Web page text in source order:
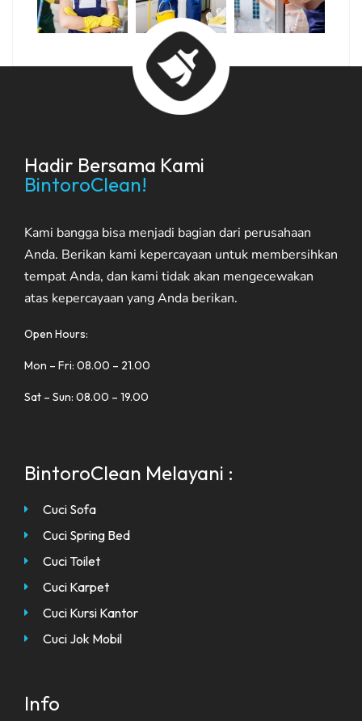
Hadir Bersama Kami
BintoroClean!
Kami bangga bisa menjadi bagian dari perusahaan
Anda. Berikan kami kepercayaan untuk membersihkan
tempat Anda, dan kami tidak akan mengecewakan
atas kepercayaan yang Anda berikan.
Open Hours:
Mon – Fri: 08.00 – 21.00
Sat – Sun: 08.00 – 19.00
BintoroClean Melayani :
Cuci Sofa
Cuci Spring Bed
Cuci Toilet
Cuci Karpet
Cuci Kursi Kantor
Cuci Jok Mobil
Info